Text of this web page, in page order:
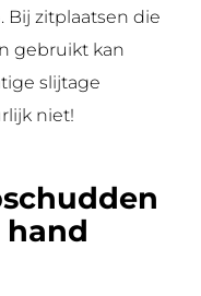
Bij zitplaatsen die
gebruikt kan
slijtage
niet!